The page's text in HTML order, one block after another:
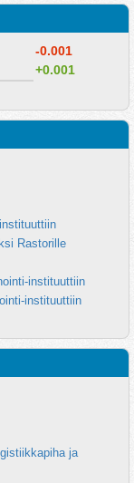
-0.001
+0.001
Rastorille
instituuttiin
instituuttiin
ja